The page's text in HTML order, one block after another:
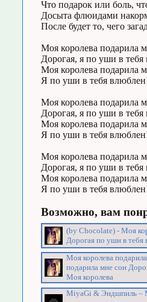
Что подарок или боль,
Досыта флюидами
После будет то, чего
Моя королева подарила
Дорогая, я по уши в тебя
Моя королева подарила
Я по уши в тебя
Моя королева подарила
Дорогая, я по уши в тебя
Моя королева подарила
Я по уши в тебя
Моя королева подарила
Дорогая, я по уши в тебя
Моя королева подарила
Я по уши в тебя
Возможно, вам
(by Chocolate) - Моя
Дорогая по уши в тебя
Моя королева
подарила мне сон
Моя королева
MiyaGi & Эндшпиль –